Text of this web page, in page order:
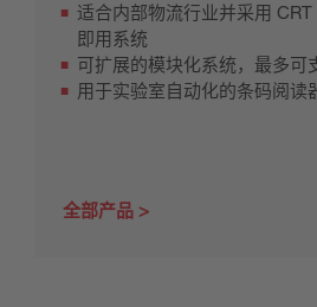
适合内部物流行业并采用
即用系统
可扩展的模块化系统，最多可
用于实验室自动化的条码阅读
全部产品